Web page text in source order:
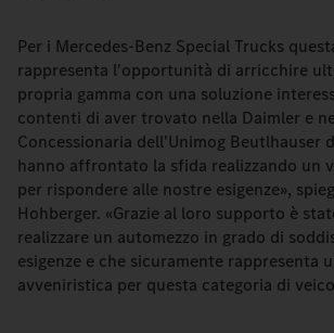
Per i Mercedes-Benz Special Trucks
rappresenta l'opportunità di arricchire
propria gamma con una soluzione
contenti di aver trovato nella Daimler e
Concessionaria dell'Unimog Beutlhauser
hanno affrontato la sfida realizzando un
per rispondere alle nostre esigenze»,
Hohberger. «Grazie al loro supporto è
realizzare un automezzo in grado di
esigenze e che sicuramente rappresenta
avveniristica per questa categoria di